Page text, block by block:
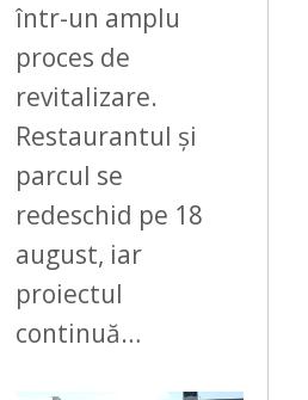
într-un amplu
proces de
revitalizare.
Restaurantul și
parcul se
redeschid pe 18
august, iar
proiectul
continuă…